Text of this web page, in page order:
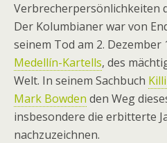
Verbrecherpersönlichkeiten
Der Kolumbianer war von
seinem Tod am 2. Dezember
Medellín-Kartells, des
Welt. In seinem Sachbuch
Mark Bowden den Weg
insbesondere die erbitterte
nachzuzeichnen.